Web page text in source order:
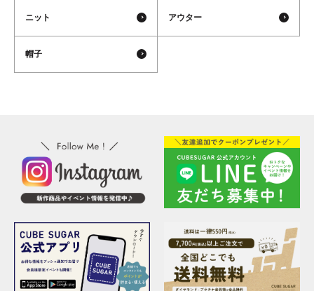
ニット アウター
帽子